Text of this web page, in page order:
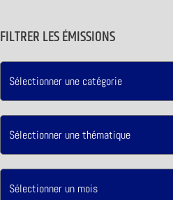
FILTRER LES ÉMISSIONS